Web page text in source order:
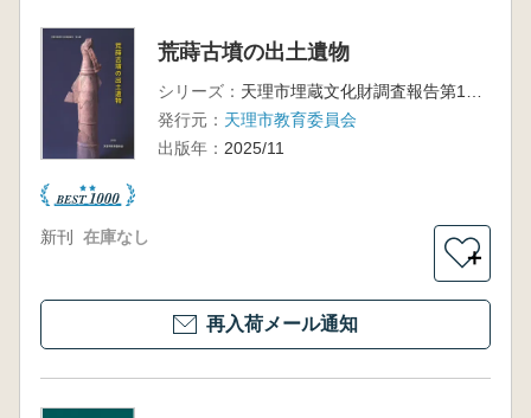
荒蒔古墳の出土遺物
シリーズ：
発行元： 天理市教育委員会
出版年： 2025/11
新刊 在庫なし
＋
再入荷メール通知